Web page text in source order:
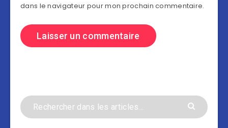
dans le navigateur pour mon prochain commentaire.